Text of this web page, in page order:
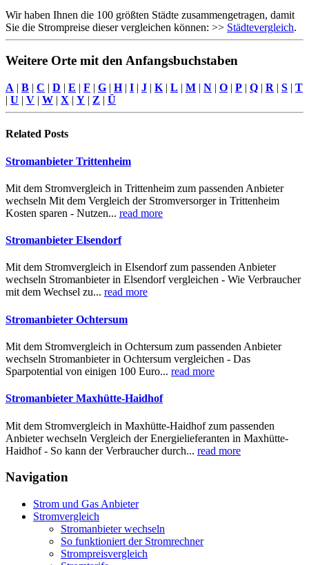
Wir haben Ihnen die 100 größten Städte zusammengetragen, damit
Sie die Strompreise dieser vergleichen können: >> Städtevergleich.
Weitere Orte mit den Anfangsbuchstaben
A | B | C | D | E | F | G | H| I | J | K | L | M | N | O | P | Q | R | S | T
| U | V | W | X | Y | Z | Ü
Related Posts
Stromanbieter Trittenheim
Mit dem Stromvergleich in Trittenheim zum passenden Anbieter
wechseln Mit dem Vergleich der Stromversorger in Trittenheim
Kosten sparen - Nutzen... read more
Stromanbieter Elsendorf
Mit dem Stromvergleich in Elsendorf zum passenden Anbieter
wechseln Stromanbieter in Elsendorf vergleichen - Wie Verbraucher
mit dem Wechsel zu... read more
Stromanbieter Ochtersum
Mit dem Stromvergleich in Ochtersum zum passenden Anbieter
wechseln Stromanbieter in Ochtersum vergleichen - Das
Sparpotential von einigen 100 Euro... read more
Stromanbieter Maxhütte-Haidhof
Mit dem Stromvergleich in Maxhütte-Haidhof zum passenden
Anbieter wechseln Vergleich der Energielieferanten in Maxhütte-
Haidhof - So kann der Verbraucher durch... read more
Navigation
Strom und Gas Anbieter
Stromvergleich
Stromanbieter wechseln
So funktioniert der Stromrechner
Strompreisvergleich